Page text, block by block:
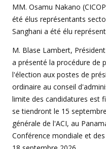
MM. Osamu Nakano
été élus représentants
Sanghani a été élu
M. Blase Lambert,
a présenté la procédure de
l'élection aux postes de
ordinaire au conseil
limite des candidatures est
se tiendront le 15
générale de l'ACI, au
Conférence mondiale et